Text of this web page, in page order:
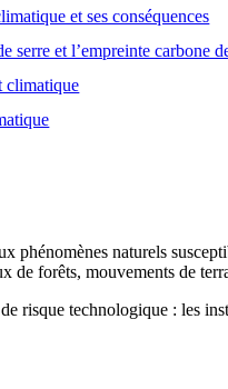
et ses conséquences
serre et l’empreinte carbone
climatique
phénomènes naturels
de forêts, mouvements de
risque technologique : les